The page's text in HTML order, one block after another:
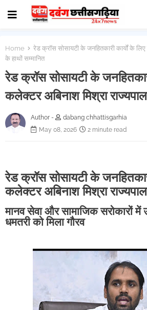
Home
रेड क्रॉस सोसायटी के जनहितकारी कार्यों के
के हाथों सम्मानित
रेड क्रॉस सोसायटी के
कलेक्टर अबिनाश मिश्रा
Author -
dabang chhattisgarhia
May 08, 2026
2 minute read
रेड क्रॉस सोसायटी के
कलेक्टर अबिनाश मिश्रा
मानव सेवा और सामाजिक सरोकारों में
धमतरी को मिला गौरव